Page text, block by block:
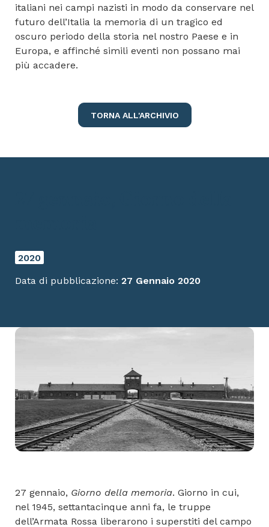
italiani nei campi nazisti in modo da conservare nel
futuro dell’Italia la memoria di un tragico ed
oscuro periodo della storia nel nostro Paese e in
Europa, e affinché simili eventi non possano mai
più accadere.
TORNA ALL'ARCHIVIO
2020
Data di pubblicazione: 27 Gennaio 2020
27 gennaio, Giorno della memoria. Giorno in cui,
nel 1945, settantacinque anni fa, le truppe
dell’Armata Rossa liberarono i superstiti del campo